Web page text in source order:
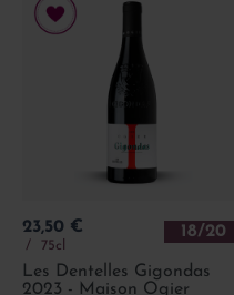
Prix
23,50 €
75cl
18/20
Les Dentelles Gigondas
2023 - Maison Ogier